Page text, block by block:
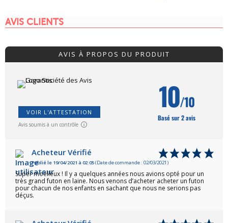
AVIS CLIENTS
AVIS À PROPOS DU PRODUIT
VOIR L'ATTESTATION
Avis soumis à un contrôle
10/10
Basé sur 2 avis
Acheteur Vérifié
Publié le 19/04/2021 à 02:05(Date de commande : 02/03/2021)
Super moelleux ! Il y a quelques années nous avions opté pour un
très grand futon en laine. Nous venons d’acheter acheter un futon
pour chacun de nos enfants en sachant que nous ne serions pas
déçus.